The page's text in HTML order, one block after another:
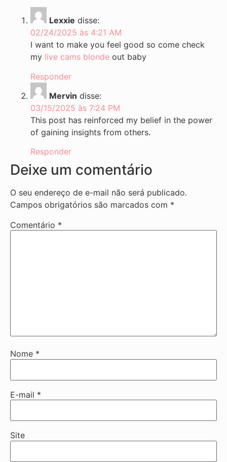
Lexxie disse:
02/24/2025 às 4:21 AM
I want to make you feel good so come check
my live cams blonde out baby
Responder
Mervin disse:
03/15/2025 às 7:24 PM
This post has reinforced my belief in the power
of gaining insights from others.
Responder
Deixe um comentário
O seu endereço de e-mail não será publicado.
Campos obrigatórios são marcados com *
Comentário *
Nome *
E-mail *
Site